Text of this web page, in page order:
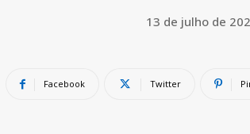
13 de julho de
Facebook Twitter